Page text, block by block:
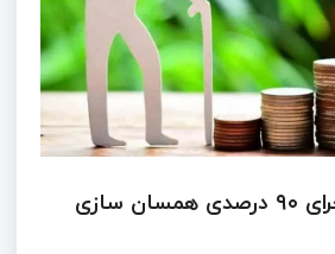
بازنشستگان تا اجرای ۹۰ درصدی همسان سازی